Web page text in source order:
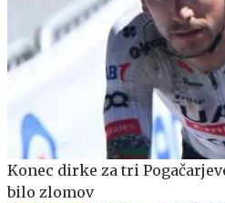
Konec dirke za tri
bilo zlomov